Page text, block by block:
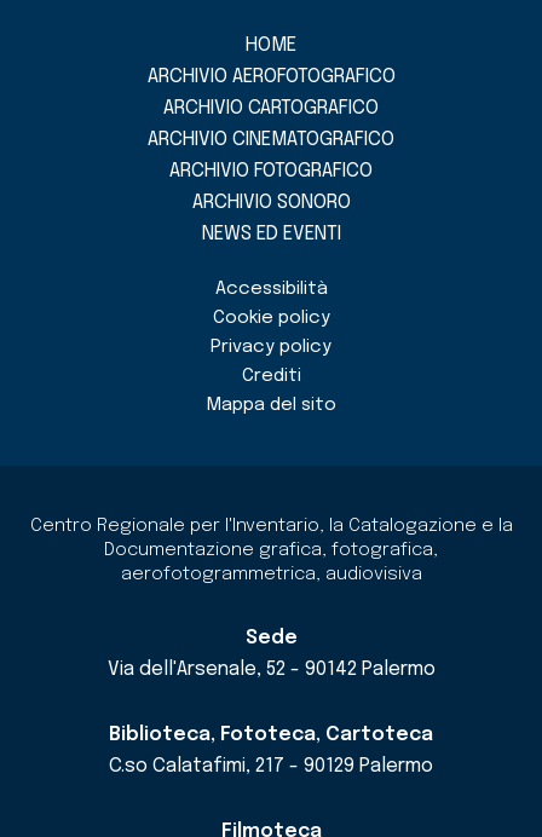
HOME
ARCHIVIO AEROFOTOGRAFICO
ARCHIVIO CARTOGRAFICO
ARCHIVIO CINEMATOGRAFICO
ARCHIVIO FOTOGRAFICO
ARCHIVIO SONORO
NEWS ED EVENTI
Accessibilità
Cookie policy
Privacy policy
Crediti
Mappa del sito
Centro Regionale per l'Inventario, la Catalogazione e la
Documentazione grafica, fotografica,
aerofotogrammetrica, audiovisiva
Sede
Via dell'Arsenale, 52 - 90142 Palermo
Biblioteca, Fototeca, Cartoteca
C.so Calatafimi, 217 - 90129 Palermo
Filmoteca